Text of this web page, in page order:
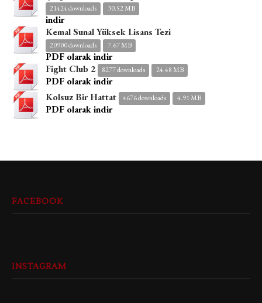
21424 downloads 30.52 MB
indir
Kemal Sunal Yüksek Lisans Tezi
20900 downloads 7.67 MB
PDF olarak indir
Fight Club 2
8277 downloads 24.48 MB
PDF olarak indir
Kolsuz Bir Hattat
4676 downloads 4.91 MB
PDF olarak indir
FACEBOOK
INSTAGRAM